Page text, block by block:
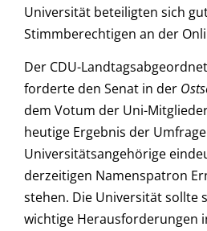
Universität beteiligten sich
Stimmberechtigen an der
Der CDU-
forderte den Senat in der
dem Votum der Uni-
heutige Ergebnis der
Universitätsangehörige
derzeitigen Namenspatron
stehen. Die Universität sollte
wichtige Herausforderungen